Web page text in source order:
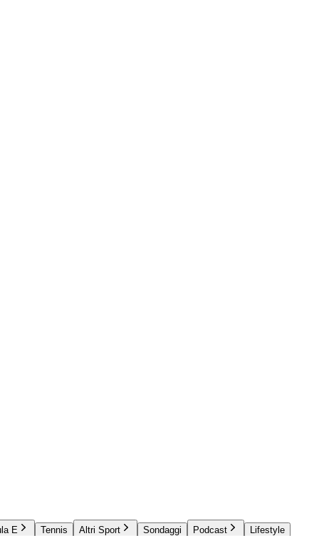
E Tennis Altri Sport Sondaggi Podcast Lifestyle